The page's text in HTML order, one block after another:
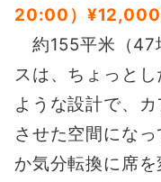
20:00）¥12,000
約155平米（47
スは、ちょっと
ような設計で、
させた空間にな
か気分転換に席を